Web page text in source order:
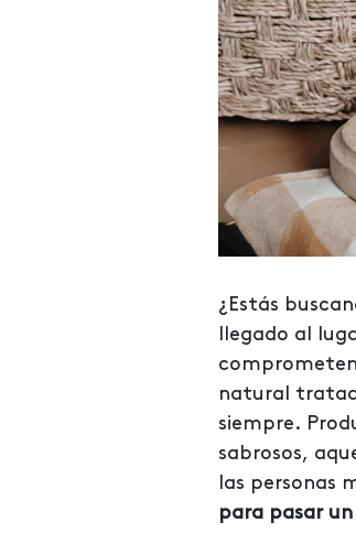
¿Estás
llegado al
natural
siempre.
sabrosos,
las personas
para pasar